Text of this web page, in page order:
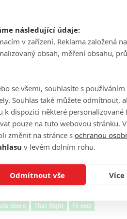
Zdroj:Netflix
+ 4 fotky
Usero That Night
Té noci
následující údaje:
v zařízení, Reklama založená
obsah, měření obsahu,
se všemi, souhlasíte s používáním
Souhlas také můžete odmítnout,
dispozici některé personalizované
pouze na tuto webovou stránku.
změnit na stránce sochranou
v levém dolním rohu.
Odmítnout vše Více